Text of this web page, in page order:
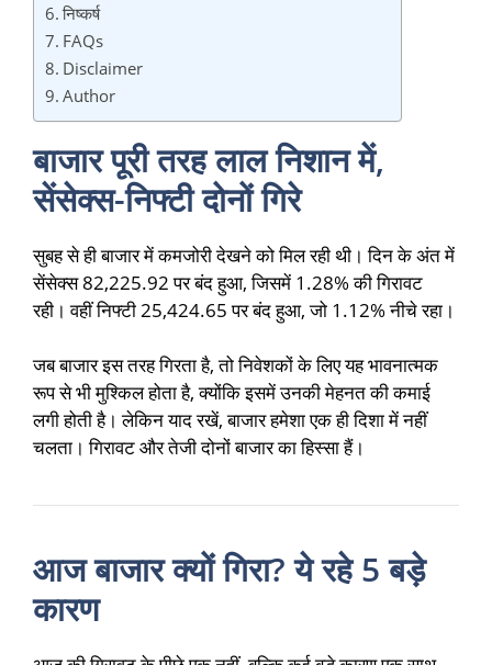
निष्कर्ष
FAQs
Disclaimer
Author
बाजार पूरी तरह लाल निशान में,
सेंसेक्स-निफ्टी दोनों गिरे
सुबह से ही बाजार में कमजोरी देखने को मिल रही थी। दिन के अंत में
सेंसेक्स 82,225.92 पर बंद हुआ, जिसमें 1.28% की गिरावट
रही। वहीं निफ्टी 25,424.65 पर बंद हुआ, जो 1.12% नीचे रहा।
जब बाजार इस तरह गिरता है, तो निवेशकों के लिए यह भावनात्मक
रूप से भी मुश्किल होता है, क्योंकि इसमें उनकी मेहनत की कमाई
लगी होती है। लेकिन याद रखें, बाजार हमेशा एक ही दिशा में नहीं
चलता। गिरावट और तेजी दोनों बाजार का हिस्सा हैं।
आज बाजार क्यों गिरा? ये रहे 5 बड़े
कारण